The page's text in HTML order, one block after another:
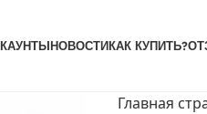
НОВОСТИКАК КУПИТЬ?
Главная